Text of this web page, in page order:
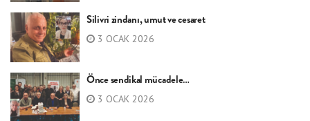
Silivri zindanı, umut ve cesaret
3 OCAK 2026
Önce sendikal mücadele…
3 OCAK 2026